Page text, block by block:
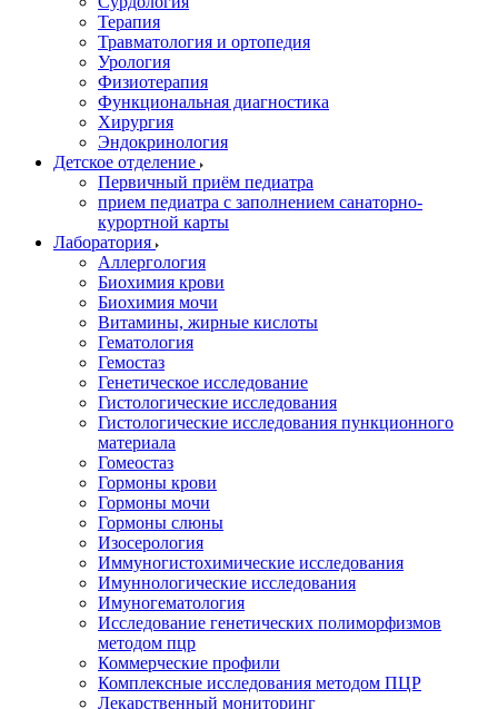
Терапия
Травматология и ортопедия
Урология
Физиотерапия
Функциональная диагностика
Хирургия
Эндокринология
Детское отделение
Первичный приём педиатра
прием педиатра с заполнением санаторно-
курортной карты
Лаборатория
Аллергология
Биохимия крови
Биохимия мочи
Витамины, жирные кислоты
Гематология
Гемостаз
Генетическое исследование
Гистологические исследования
Гистологические исследования пункционного
материала
Гомеостаз
Гормоны крови
Гормоны мочи
Гормоны слюны
Изосерология
Иммуногистохимические исследования
Имуннологические исследования
Имуногематология
Исследование генетических полиморфизмов
методом пцр
Коммерческие профили
Комплексные исследования методом ПЦР
Лекарственный мониторинг